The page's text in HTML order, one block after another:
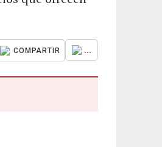
COMPARTIR ...